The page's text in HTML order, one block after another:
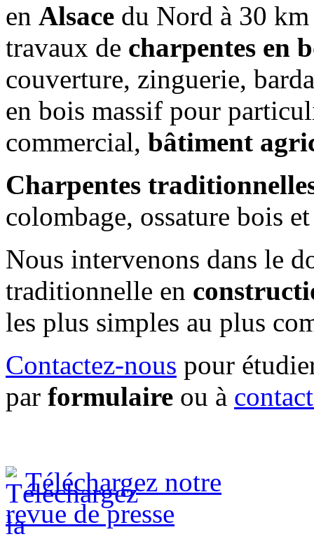
en Alsace du Nord à 30
travaux de charpentes en
couverture, zinguerie,
en bois massif pour
commercial, bâtiment
Charpentes
colombage, ossature bois
Nous intervenons dans le
traditionnelle en
les plus simples au plus
Contactez-nous pour
par formulaire ou à
Téléchargez notre
revue de presse